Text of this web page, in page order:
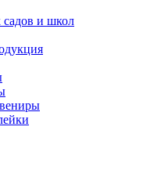
и школ